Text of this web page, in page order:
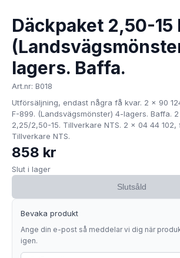
Däckpaket 2,50-15
lagers. Baffa.
Art.nr: B018
Utförsäljning, endast några få kvar. 2 x 90
F-899. (Landsvägsmönster) 4-lagers. Baffa.
2,25/2,50-15. Tillverkare NTS. 2 x 04 44 102,
Tillverkare NTS.
858 kr
Slut i lager
Slutsåld
Bevaka produkt
Ange din e-post så meddelar vi dig när
igen.